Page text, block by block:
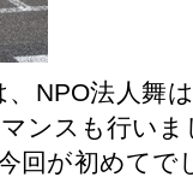
NPO法人舞
ンスも行いま
回が初めてで